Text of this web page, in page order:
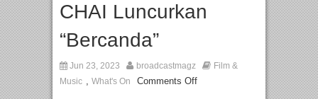
CHAI Luncurkan
“Bercanda”
Jun 23, 2023 broadcastmagz
Film &
Music , What's On Comments Off